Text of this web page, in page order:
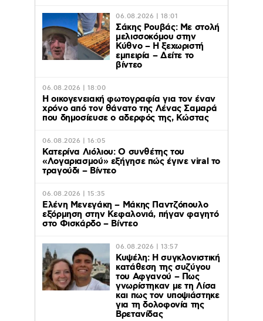
06.08.2026 | 18:01
Σάκης Ρουβάς: Με στολή
μελισσοκόμου στην
Κύθνο – Η ξεχωριστή
εμπειρία – Δείτε το
βίντεο
06.08.2026 | 18:00
Η οικογενειακή φωτογραφία για τον έναν
χρόνο από τον θάνατο της Λένας Σαμαρά
που δημοσίευσε ο αδερφός της, Κώστας
06.08.2026 | 16:05
Κατερίνα Λιόλιου: Ο συνθέτης του
«Λογαριασμού» εξήγησε πώς έγινε viral το
τραγούδι – Βίντεο
06.08.2026 | 15:35
Ελένη Μενεγάκη – Μάκης Παντζόπουλο
εξόρμηση στην Κεφαλονιά, πήγαν φαγητό
στο Φισκάρδο – Βίντεο
06.08.2026 | 13:57
Κυψέλη: Η συγκλονιστική
κατάθεση της συζύγου
του Αφγανού – Πως
γνωρίστηκαν με τη Λίσα
και πως τον υποψιάστηκε
για τη δολοφονία της
Βρετανίδας